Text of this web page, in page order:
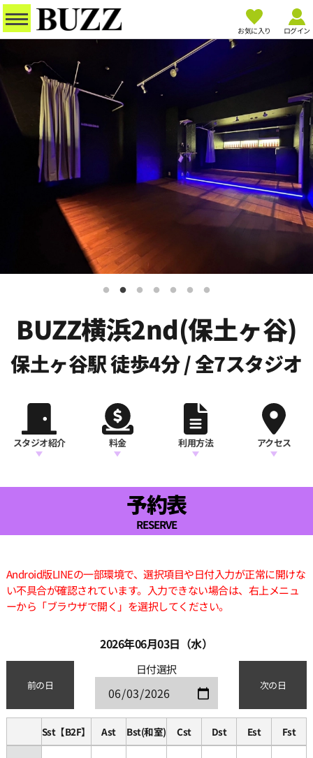
お気に入り ログイン
BUZZ横浜2nd(保土ヶ谷)
保土ヶ谷駅 徒歩4分 / 全7スタジオ
スタジオ紹介 料金 利用方法 アクセス
予約表
RESERVE
Android版LINEの一部環境で、選択項目や日付入力が正常に開けな
い不具合が確認されています。入力できない場合は、右上メニュ
ーから「ブラウザで開く」を選択してください。
2026年06月03日（水）
前の日
日付選択
次の日
Sst【B2F】 Ast Bst(和室) Cst Dst Est Fst